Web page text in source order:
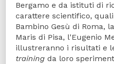
Bergamo e da istituti di
carattere scientifico,
Bambino Gesù di Roma,
Maris di Pisa, l'Eugenio
illustreranno i risultati e
training da loro